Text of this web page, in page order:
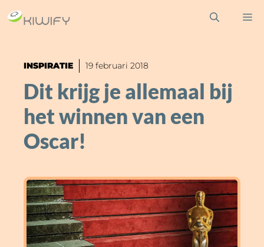
Ga
naar
inhoudINSPIRATIE 19 februari 2018
Dit krijg je allemaal bij
het winnen van een
Oscar!